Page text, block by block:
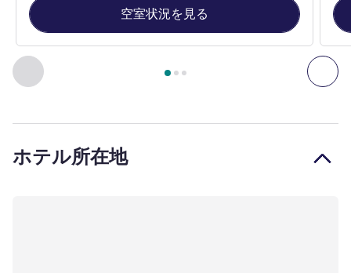
前に戻る - 客室 次
3ページ中 , 客室 1 : デラックス客室、ダブルベッ
空室状況を見る
ホテル所在地